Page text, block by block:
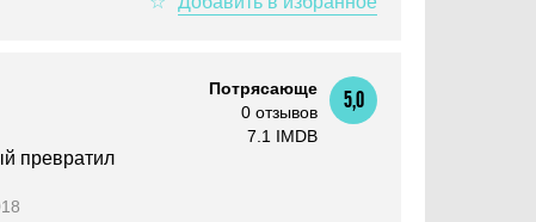
превратил
Потрясающе
0 отзывов
7.1 IMDB
5,0